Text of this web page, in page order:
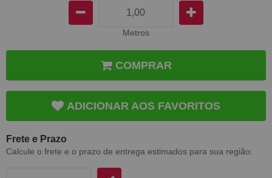
Metros
COMPRAR
ADICIONAR AOS FAVORITOS
Frete e Prazo
Calcule o frete e o prazo de entrega estimados para sua região: